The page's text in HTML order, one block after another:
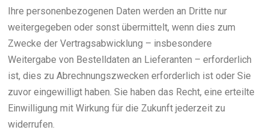
Ihre personenbezogenen Daten werden an Dritte nur
weitergegeben oder sonst übermittelt, wenn dies zum
Zwecke der Vertragsabwicklung – insbesondere
Weitergabe von Bestelldaten an Lieferanten – erforderlich
ist, dies zu Abrechnungszwecken erforderlich ist oder Sie
zuvor eingewilligt haben. Sie haben das Recht, eine erteilte
Einwilligung mit Wirkung für die Zukunft jederzeit zu
widerrufen.